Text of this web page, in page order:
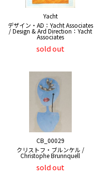
Yacht
デザイン・AD：Yacht Associates
/ Design & Ard Direction：Yacht
Associates
sold out
CB_00029
クリストフ・ブルンケル /
Christophe Brunnquell
sold out